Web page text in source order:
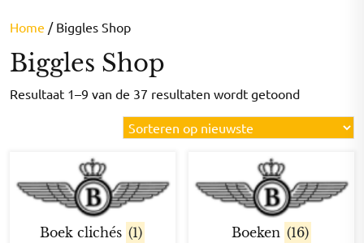
Home / Biggles Shop
Biggles Shop
Resultaat 1–9 van de 37 resultaten wordt getoondGesorteerd
op
nieuwste
Boek clichés (1) Boeken (16)